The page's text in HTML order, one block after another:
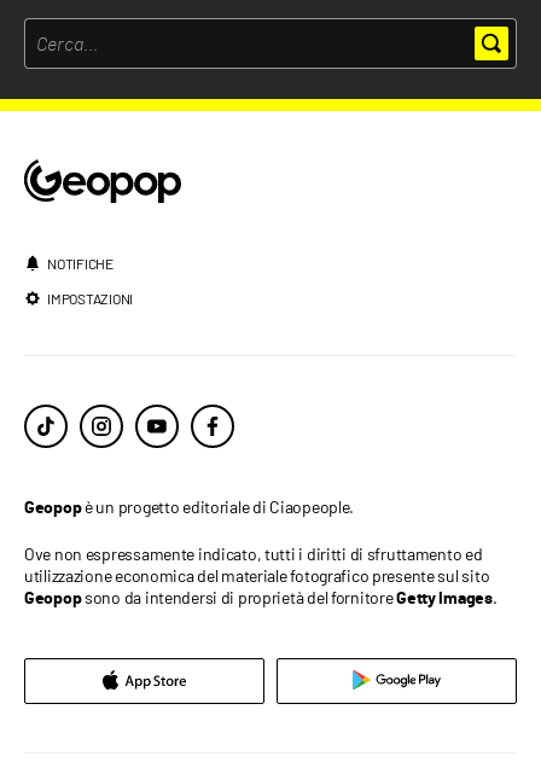
NOTIFICHE
IMPOSTAZIONI
Geopopè un progetto editoriale di Ciaopeople.
Ove non espressamente indicato, tutti i diritti di sfruttamento ed
utilizzazione economica del materiale fotografico presente sul sito
Geopopsono da intendersi di proprietà del fornitoreGetty Images.